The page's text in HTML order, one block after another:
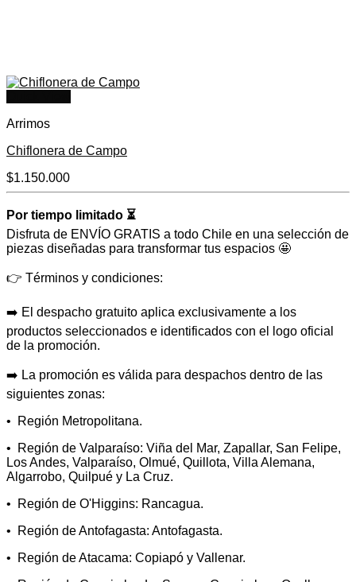
Arrimos
Chiflonera de Campo
$1.150.000
Por tiempo limitado ⏳
Disfruta de ENVÍO GRATIS a todo Chile en una selección de
piezas diseñadas para transformar tus espacios 🤩
👉 Términos y condiciones:
➡️ El despacho gratuito aplica exclusivamente a los
productos seleccionados e identificados con el logo oficial
de la promoción.
➡️ La promoción es válida para despachos dentro de las
siguientes zonas:
•⁠ ⁠Región Metropolitana.
•⁠ ⁠Región de Valparaíso: Viña del Mar, Zapallar, San Felipe,
Los Andes, Valparaíso, Olmué, Quillota, Villa Alemana,
Algarrobo, Quilpué y La Cruz.
•⁠ ⁠Región de O'Higgins: Rancagua.
•⁠ ⁠Región de Antofagasta: Antofagasta.
•⁠ ⁠Región de Atacama: Copiapó y Vallenar.